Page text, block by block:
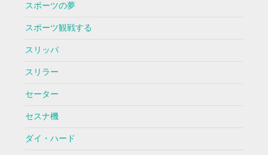
スポーツの夢
スポーツ観戦する
スリッパ
スリラー
セーター
セスナ機
ダイ・ハード